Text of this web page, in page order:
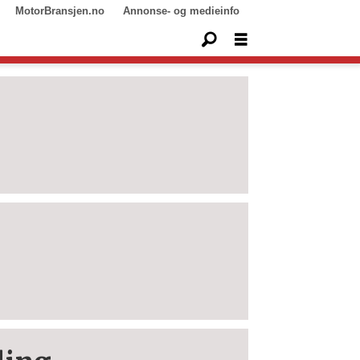
MotorBransjen.no Annonse- og medieinfo